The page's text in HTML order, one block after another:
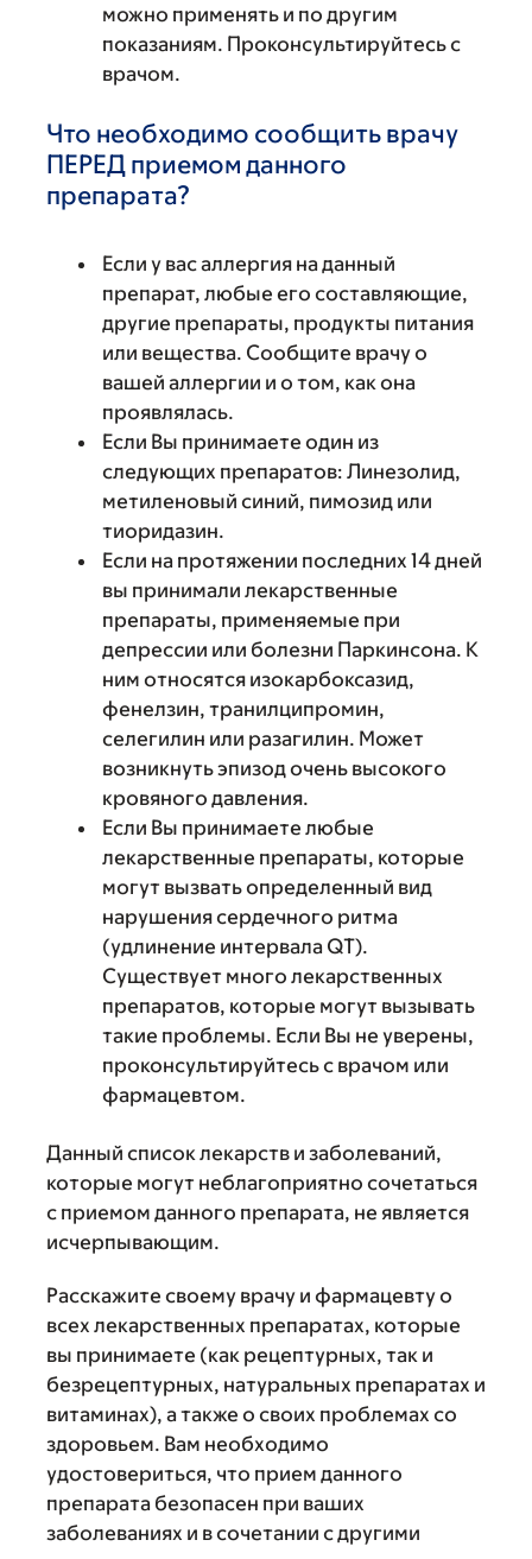
можно применять и по другим
показаниям. Проконсультируйтесь с
врачом.
Что необходимо сообщить врачу
ПЕРЕД приемом данного
препарата?
Если у вас аллергия на данный
препарат, любые его составляющие,
другие препараты, продукты питания
или вещества. Сообщите врачу о
вашей аллергии и о том, как она
проявлялась.
Если Вы принимаете один из
следующих препаратов: Линезолид,
метиленовый синий, пимозид или
тиоридазин.
Если на протяжении последних 14 дней
вы принимали лекарственные
препараты, применяемые при
депрессии или болезни Паркинсона. К
ним относятся изокарбоксазид,
фенелзин, транилципромин,
селегилин или разагилин. Может
возникнуть эпизод очень высокого
кровяного давления.
Если Вы принимаете любые
лекарственные препараты, которые
могут вызвать определенный вид
нарушения сердечного ритма
(удлинение интервала QT).
Существует много лекарственных
препаратов, которые могут вызывать
такие проблемы. Если Вы не уверены,
проконсультируйтесь с врачом или
фармацевтом.
Данный список лекарств и заболеваний,
которые могут неблагоприятно сочетаться
с приемом данного препарата, не является
исчерпывающим.
Расскажите своему врачу и фармацевту о
всех лекарственных препаратах, которые
вы принимаете (как рецептурных, так и
безрецептурных, натуральных препаратах и
витаминах), а также о своих проблемах со
здоровьем. Вам необходимо
удостовериться, что прием данного
препарата безопасен при ваших
заболеваниях и в сочетании с другими